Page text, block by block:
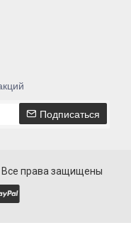
Подписаться
Все права защищены